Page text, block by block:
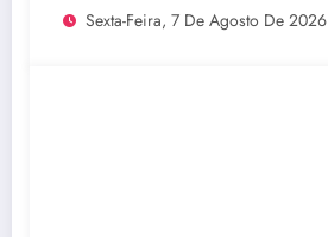
Sexta-Feira, 7 De Agosto De 2026